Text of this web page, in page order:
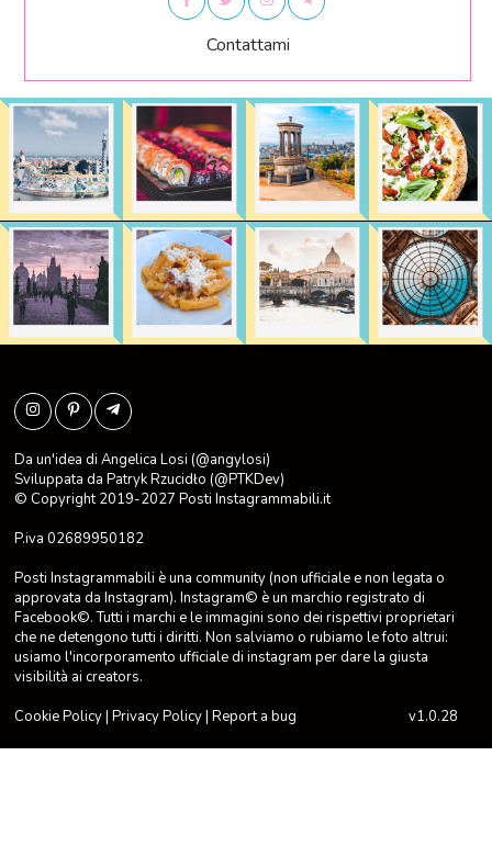
Contattami
Da un'idea di Angelica Losi (@angylosi)
Sviluppata daPatryk Rzucidło (@PTKDev)
© Copyright 2019-2027Posti Instagrammabili.it
P.iva 02689950182
Posti Instagrammabili è una community (non ufficiale e non legata o
approvata da Instagram). Instagram© è un marchio registrato di
Facebook©. Tutti i marchi e le immagini sono dei rispettivi proprietari
che ne detengono tutti i diritti. Non salviamo o rubiamo le foto altrui:
usiamo l'incorporamento ufficiale di instagram per dare la giusta
visibilità ai creators.
Cookie Policy|Privacy Policy|Report a bug v1.0.28